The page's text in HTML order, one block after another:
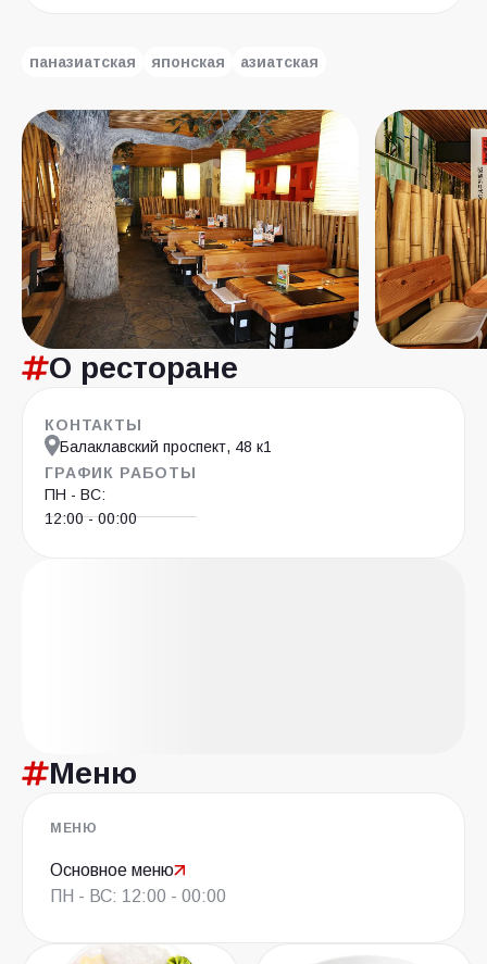
паназиатская японская азиатская
О ресторане
КОНТАКТЫ
Балаклавский проспект, 48 к1
ГРАФИК РАБОТЫ
ПН - ВС:
12:00 - 00:00
Меню
МЕНЮ
Основное меню
ПН - ВС: 12:00 - 00:00